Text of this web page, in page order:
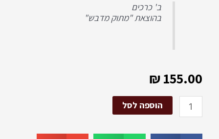
ב' כרכים
בהוצאת "מתוק מדבש"
155.00
₪
שער
הוספה לסל